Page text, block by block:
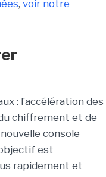
, voir notre
: l’accélération des
chiffrement et de
console
est
rapidement et